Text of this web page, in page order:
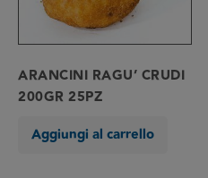
ARANCINI RAGU’ CRUDI
200GR 25PZ
Aggiungi al carrello